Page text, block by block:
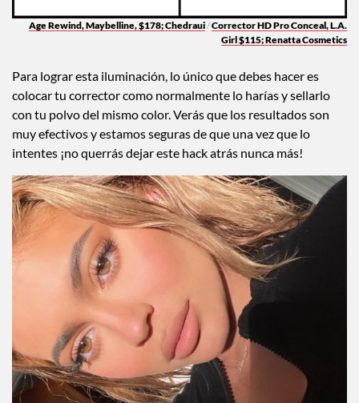
Age Rewind, Maybelline, $178; Chedraui/Corrector HD Pro Conceal, L.A.
Girl $115; Renatta Cosmetics
Para lograr esta iluminación, lo único que debes hacer es
colocar tu corrector como normalmente lo harías y sellarlo
con tu polvo del mismo color. Verás que los resultados son
muy efectivos y estamos seguras de que una vez que lo
intentes ¡no querrás dejar este hack atrás nunca más!